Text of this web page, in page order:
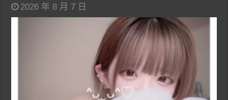
2026 年 8 月 7 日